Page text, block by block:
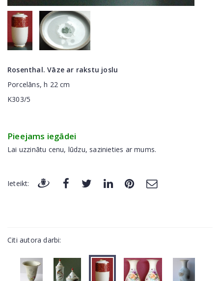
Rosenthal. Vāze ar rakstu joslu
Porcelāns, h 22 cm
K303/5
Pieejams iegādei
Lai uzzinātu cenu, lūdzu, sazinieties ar mums.
Ieteikt:
Citi autora darbi: